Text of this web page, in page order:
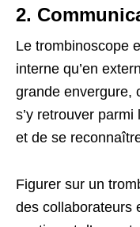
2.
Le trombinoscope
interne qu’en
grande envergure,
s’y retrouver
et de se
Figurer sur un
des collaborateurs